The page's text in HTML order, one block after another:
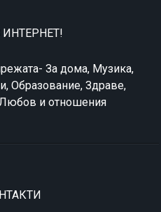
За дома, Музика,
Образование, Здраве,
Любов и отношения